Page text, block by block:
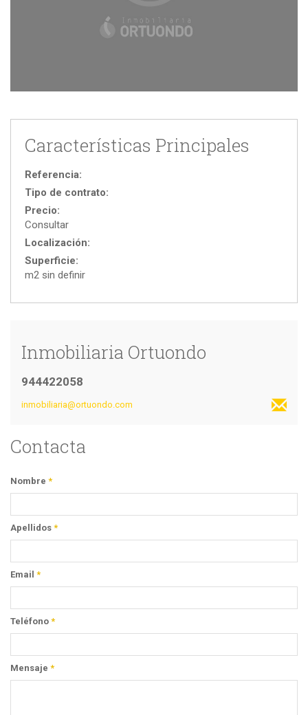
Características Principales
Referencia:
Tipo de contrato:
Precio:
Consultar
Localización:
Superficie:
m2 sin definir
Inmobiliaria Ortuondo
944422058
inmobiliaria@ortuondo.com
Contacta
Nombre *
Apellidos *
Email *
Teléfono *
Mensaje *